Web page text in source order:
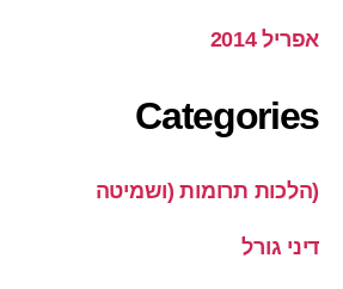
אפריל 2014
Categories
(הלכות תרומות (ושמיטה
דיני גורל